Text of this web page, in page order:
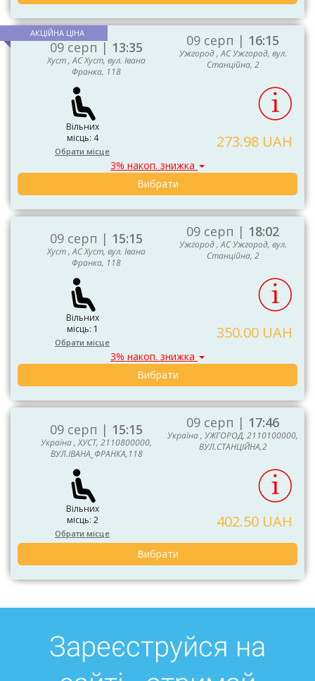
09 серп | 13:35
Хуст , АС Хуст, вул. Івана
Франка, 118
АКЦІЙНА ЦІНА 09 серп | 16:15
Ужгород , АС Ужгород, вул.
Станційна, 2
Вільних
місць: 4
Обрати місце
273.98 UAH
3% накоп. знижка
Вибрати
09 серп | 15:15
Хуст , АС Хуст, вул. Івана
Франка, 118
09 серп | 18:02
Ужгород , АС Ужгород, вул.
Станційна, 2
Вільних
місць: 1
Обрати місце
350.00 UAH
3% накоп. знижка
Вибрати
09 серп | 15:15
Україна , ХУСТ, 2110800000,
ВУЛ.ІВАНА_ФРАНКА,118
09 серп | 17:46
Україна , УЖГОРОД, 2110100000,
ВУЛ.СТАНЦІЙНА,2
Вільних
місць: 2
Обрати місце
402.50 UAH
Вибрати
Зареєструйся на